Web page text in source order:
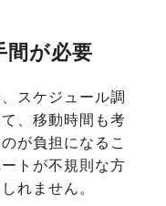
間が必要
スケジュール調
、移動時間も考
が負担になるこ
トが不規則な方
れません。